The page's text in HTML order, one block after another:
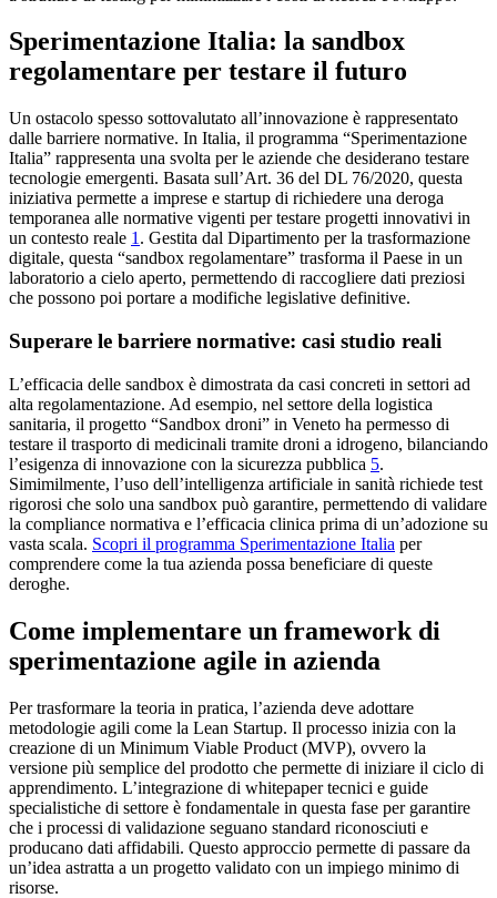
Sperimentazione Italia: la sandbox
regolamentare per testare il futuro
Un ostacolo spesso sottovalutato all’innovazione è rappresentato
dalle barriere normative. In Italia, il programma “Sperimentazione
Italia” rappresenta una svolta per le aziende che desiderano testare
tecnologie emergenti. Basata sull’Art. 36 del DL 76/2020, questa
iniziativa permette a imprese e startup di richiedere una deroga
temporanea alle normative vigenti per testare progetti innovativi in
un contesto reale 1 . Gestita dal Dipartimento per la trasformazione
digitale, questa “sandbox regolamentare” trasforma il Paese in un
laboratorio a cielo aperto, permettendo di raccogliere dati preziosi
che possono poi portare a modifiche legislative definitive.
Superare le barriere normative: casi studio reali
L’efficacia delle sandbox è dimostrata da casi concreti in settori ad
alta regolamentazione. Ad esempio, nel settore della logistica
sanitaria, il progetto “Sandbox droni” in Veneto ha permesso di
testare il trasporto di medicinali tramite droni a idrogeno, bilanciando
l’esigenza di innovazione con la sicurezza pubblica 5.
Simimilmente, l’uso dell’intelligenza artificiale in sanità richiede test
rigorosi che solo una sandbox può garantire, permettendo di validare
la compliance normativa e l’efficacia clinica prima di un’adozione su
vasta scala. Scopri il programma Sperimentazione Italia per
comprendere come la tua azienda possa beneficiare di queste
deroghe.
Come implementare un framework di
sperimentazione agile in azienda
Per trasformare la teoria in pratica, l’azienda deve adottare
metodologie agili come la Lean Startup. Il processo inizia con la
creazione di un Minimum Viable Product (MVP), ovvero la
versione più semplice del prodotto che permette di iniziare il ciclo di
apprendimento. L’integrazione di whitepaper tecnici e guide
specialistiche di settore è fondamentale in questa fase per garantire
che i processi di validazione seguano standard riconosciuti e
producano dati affidabili. Questo approccio permette di passare da
un’idea astratta a un progetto validato con un impiego minimo di
risorse.